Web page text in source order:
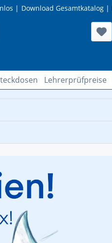
Download Gesamtkatalog |
|
Lehrerprüfpreise